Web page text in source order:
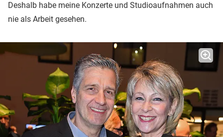
Deshalb habe meine Konzerte und Studioaufnahmen auch
nie als Arbeit gesehen.